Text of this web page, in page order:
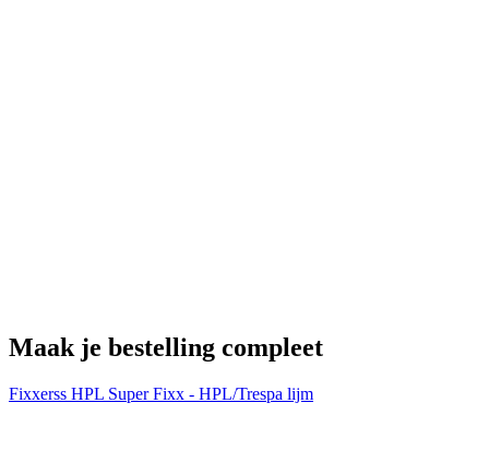
Maak je bestelling compleet
Fixxerss HPL Super Fixx - HPL/Trespa lijm